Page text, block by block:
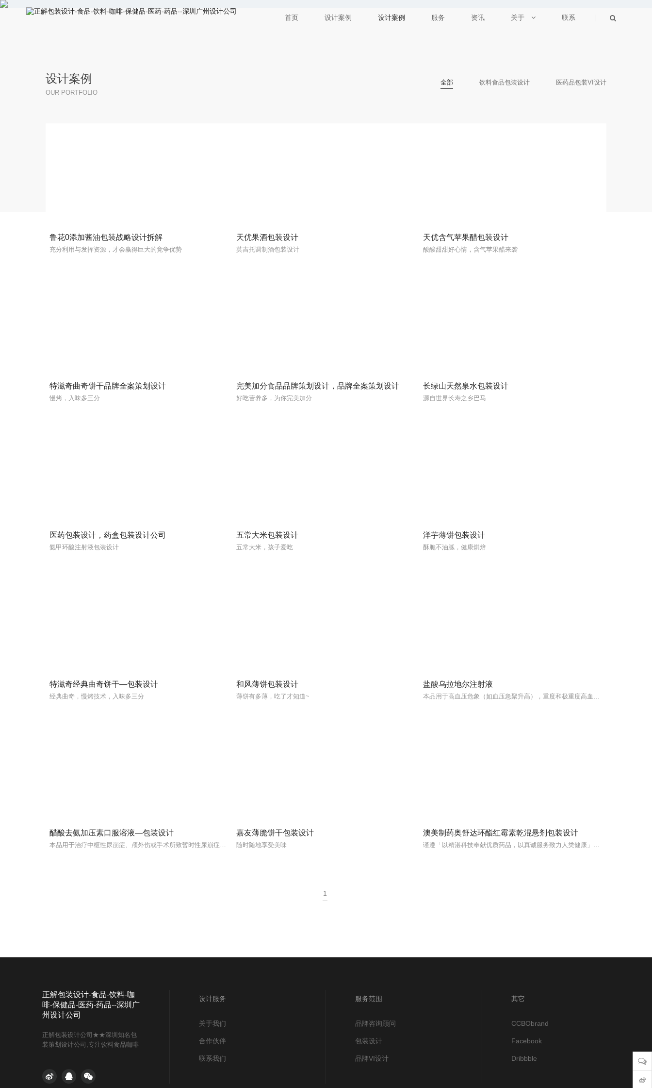
首页 设计案例 设计案例 服务 资讯 关于 联系
设计案例
OUR PORTFOLIO
全部 饮料食品包装设计 医药品包装VI设计
鲁花0添加酱油包装战略设计拆解
充分利用与发挥资源，才会赢得巨大的竞争优势
天优果酒包装设计
莫吉托调制酒包装设计
天优含气苹果醋包装设计
酸酸甜甜好心情，含气苹果醋来袭
特滋奇曲奇饼干品牌全案策划设计
慢烤，入味多三分
完美加分食品品牌策划设计，品牌全案策划设计
好吃营养多，为你完美加分
长绿山天然泉水包装设计
源自世界长寿之乡巴马
医药包装设计，药盒包装设计公司
氨甲环酸注射液包装设计
五常大米包装设计
五常大米，孩子爱吃
洋芋薄饼包装设计
酥脆不油腻，健康烘焙
特滋奇经典曲奇饼干—包装设计
经典曲奇，慢烤技术，入味多三分
和风薄饼包装设计
薄饼有多薄，吃了才知道~
盐酸乌拉地尔注射液
醋酸去氨加压素口服溶液—包装设计
本品用于治疗中枢性尿崩症、颅外伤或手术所致暂时性尿崩症、血小板减少症（国外资料）、血友病A、血管性血友病、夜间遗尿症（6岁或6岁以上的患者）；还可用于尿崩症的诊断和鉴别诊断和肾脏浓缩功能试验。
嘉友薄脆饼干包装设计
随时随地享受美味
澳美制药奥舒达环酯红霉素乾混悬剂包装设计
谨遵「以精湛科技奉献优质药品，以真诚服务致力人类健康」的理念
1
正解包装设计-食品-饮料-咖
啡-保健品-医药-药品--深圳广
州设计公司
正解包装设计公司★★深圳知名包
装策划设计公司,专注饮料食品咖啡
价值”,致力于包装创意设计,提供食
设计服务
关于我们
合作伙伴
联系我们
服务范围
品牌咨询顾问
包装设计
品牌VI设计
其它
CCBObrand
Facebook
Dribbble